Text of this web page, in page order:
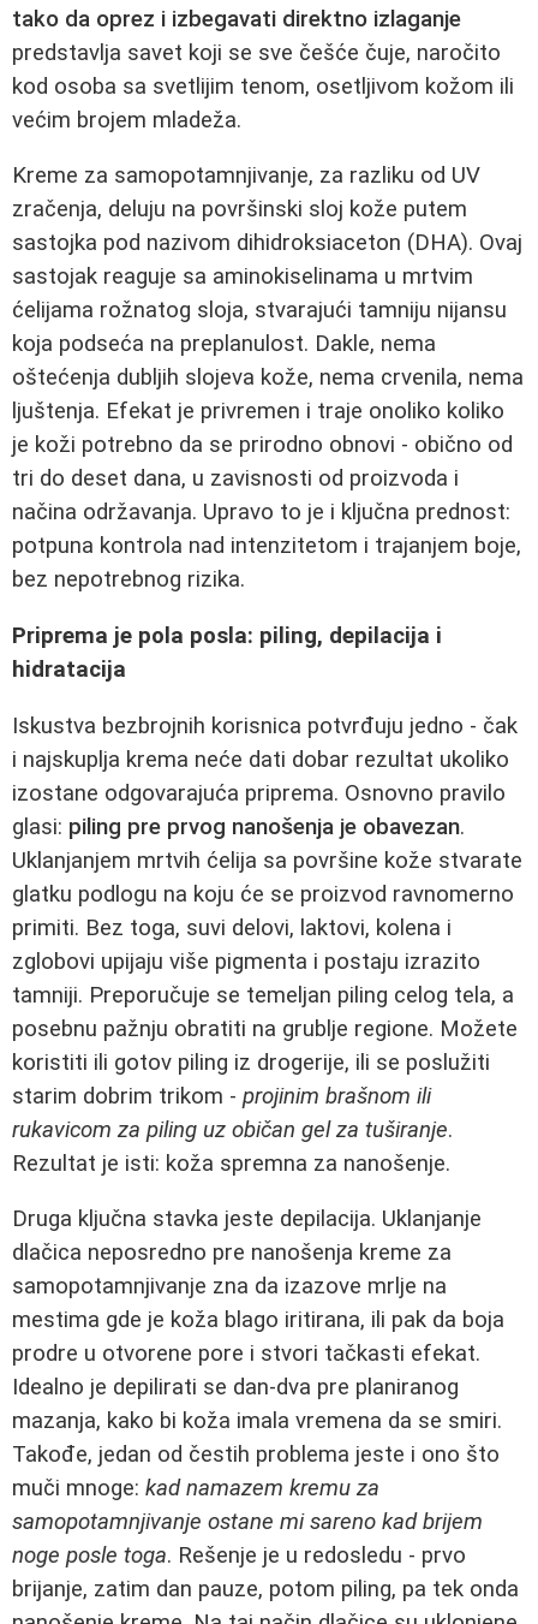
tako da oprez i izbegavati direktno izlaganje
predstavlja savet koji se sve češće čuje, naročito
kod osoba sa svetlijim tenom, osetljivom kožom ili
većim brojem mladeža.
Kreme za samopotamnjivanje, za razliku od UV
zračenja, deluju na površinski sloj kože putem
sastojka pod nazivom dihidroksiaceton (DHA). Ovaj
sastojak reaguje sa aminokiselinama u mrtvim
ćelijama rožnatog sloja, stvarajući tamniju nijansu
koja podseća na preplanulost. Dakle, nema
oštećenja dubljih slojeva kože, nema crvenila, nema
ljuštenja. Efekat je privremen i traje onoliko koliko
je koži potrebno da se prirodno obnovi - obično od
tri do deset dana, u zavisnosti od proizvoda i
načina održavanja. Upravo to je i ključna prednost:
potpuna kontrola nad intenzitetom i trajanjem boje,
bez nepotrebnog rizika.
Priprema je pola posla: piling, depilacija i
hidratacija
Iskustva bezbrojnih korisnica potvrđuju jedno - čak
i najskuplja krema neće dati dobar rezultat ukoliko
izostane odgovarajuća priprema. Osnovno pravilo
glasi: piling pre prvog nanošenja je obavezan.
Uklanjanjem mrtvih ćelija sa površine kože stvarate
glatku podlogu na koju će se proizvod ravnomerno
primiti. Bez toga, suvi delovi, laktovi, kolena i
zglobovi upijaju više pigmenta i postaju izrazito
tamniji. Preporučuje se temeljan piling celog tela, a
posebnu pažnju obratiti na grublje regione. Možete
koristiti ili gotov piling iz drogerije, ili se poslužiti
starim dobrim trikom - projinim brašnom ili
rukavicom za piling uz običan gel za tuširanje.
Rezultat je isti: koža spremna za nanošenje.
Druga ključna stavka jeste depilacija. Uklanjanje
dlačica neposredno pre nanošenja kreme za
samopotamnjivanje zna da izazove mrlje na
mestima gde je koža blago iritirana, ili pak da boja
prodre u otvorene pore i stvori tačkasti efekat.
Idealno je depilirati se dan-dva pre planiranog
mazanja, kako bi koža imala vremena da se smiri.
Takođe, jedan od čestih problema jeste i ono što
muči mnoge: kad namazem kremu za
samopotamnjivanje ostane mi sareno kad brijem
noge posle toga. Rešenje je u redosledu - prvo
brijanje, zatim dan pauze, potom piling, pa tek onda